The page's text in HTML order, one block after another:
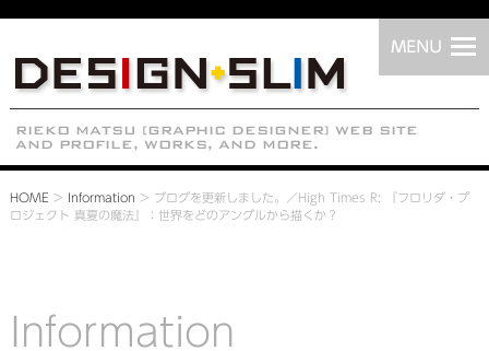
HOME > Information > ブログを更新しました。／High Times R: 『フロリダ・プ
ロジェクト 真夏の魔法』：世界をどのアングルから描くか？
Information